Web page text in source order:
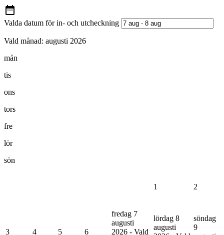
Valda datum för in- och utcheckning
Vald månad: augusti 2026
mån
tis
ons
tors
fre
lör
sön
1 2
3 4 5 6
fredag 7
augusti
2026 - Vald
lördag 8
augusti
söndag
9